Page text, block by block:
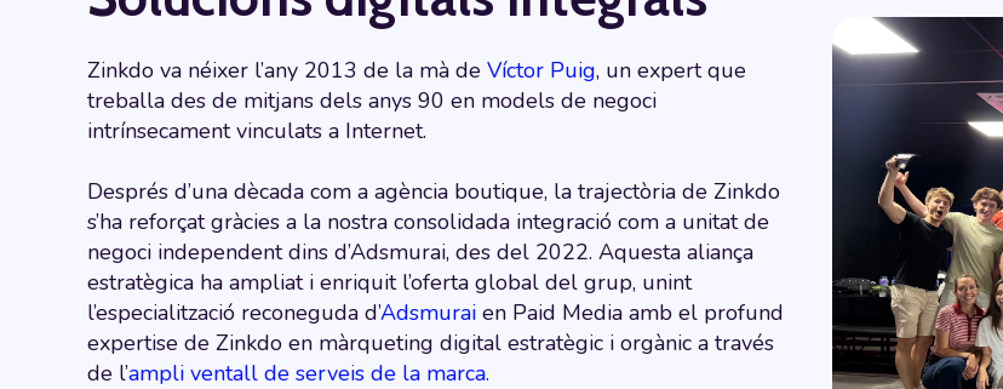
Zinkdo va néixer l’any 2013 de la mà de Víctor Puig, un expert que
treballa des de mitjans dels anys 90 en models de negoci
intrínsecament vinculats a Internet.
Després d’una dècada com a agència boutique, la trajectòria de Zinkdo
s’ha reforçat gràcies a la nostra consolidada integració com a unitat de
negoci independent dins d’Adsmurai, des del 2022. Aquesta aliança
estratègica ha ampliat i enriquit l’oferta global del grup, unint
l’especialització reconeguda d’Adsmurai en Paid Media amb el profund
expertise de Zinkdo en màrqueting digital estratègic i orgànic a través
de l’ampli ventall de serveis de la marca.